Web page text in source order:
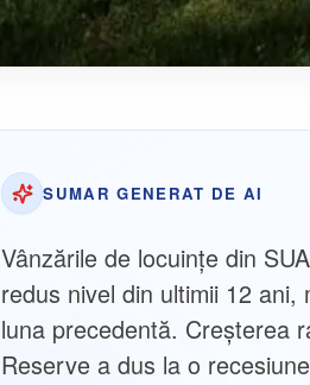
SUMAR GENERAT DE AI
Vânzările de locuințe din
redus nivel din ultimii 12
luna precedentă. Creșterea
Reserve a dus la o